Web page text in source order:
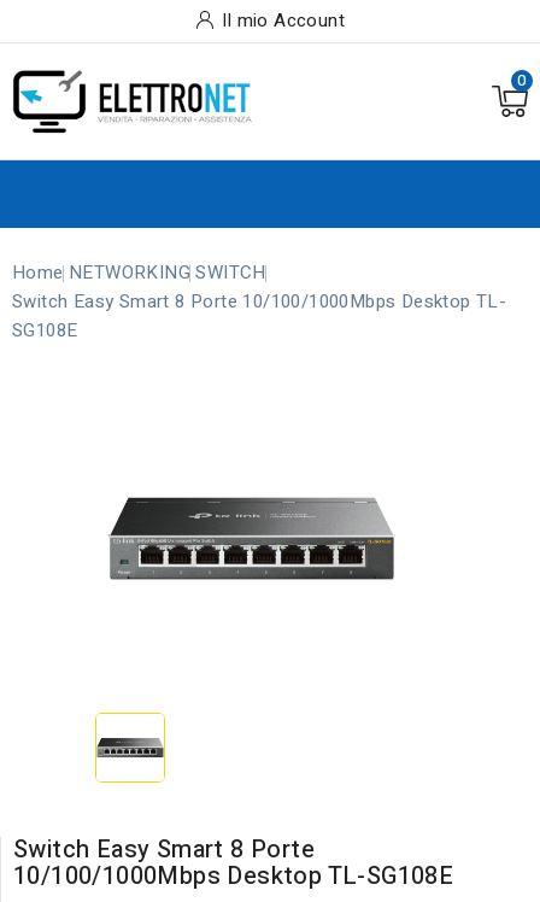
Il mio Account
0
Home NETWORKING SWITCH
Switch Easy Smart 8 Porte 10/100/1000Mbps Desktop TL-
SG108E
Switch Easy Smart 8 Porte
10/100/1000Mbps Desktop TL-SG108E